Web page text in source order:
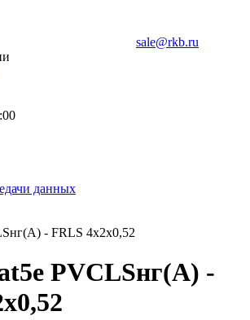
sale@rkb.ru
данных
- FRLS 4х2х0,52
PVCLSнг(А) -